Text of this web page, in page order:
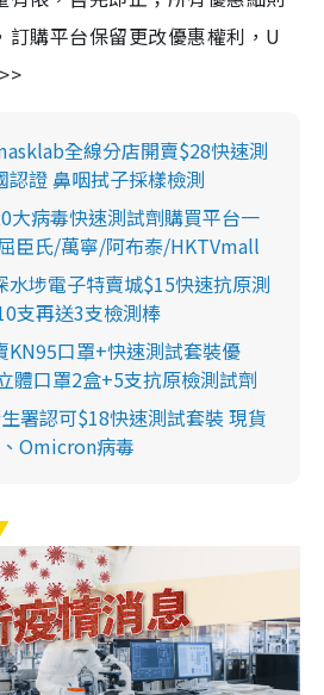
訂購平台保留更改優惠權利，U
全線分店開賣$28快速測
證 鼻咽拭子採樣檢測
大病毒快速測試劑購買平台一
臣氏/萬寧/阿布泰/HKTVmall
水埗電子特賣城$15快速抗原測
支再送3支檢測棒
KN95口罩+快速測試套裝優
體口罩2盒+5支抗原檢測試劑
署認可$18快速測試套裝 現貨
Omicron病毒